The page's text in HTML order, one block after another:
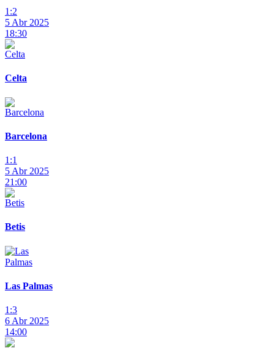
1:2
5 Abr 2025
18:30
Celta
Barcelona
1:1
5 Abr 2025
21:00
Betis
Las Palmas
1:3
6 Abr 2025
14:00